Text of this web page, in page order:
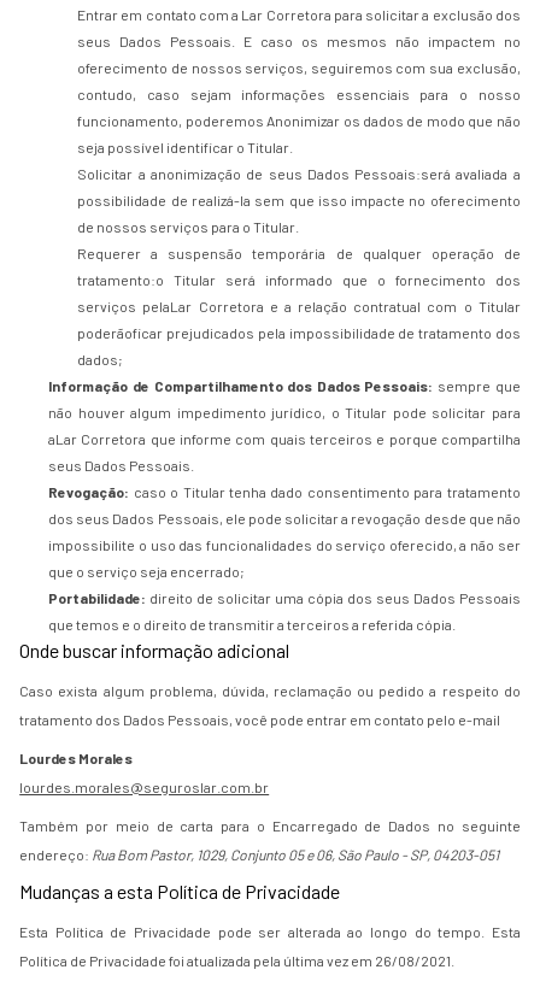
Entrar em contato com a Lar Corretora para solicitar a exclusão dos
seus Dados Pessoais. E caso os mesmos não impactem no
oferecimento de nossos serviços, seguiremos com sua exclusão,
contudo, caso sejam informações essenciais para o nosso
funcionamento, poderemos Anonimizar os dados de modo que não
seja possível identificar o Titular.
Solicitar a anonimização de seus Dados Pessoais:será avaliada a
possibilidade de realizá-la sem que isso impacte no oferecimento
de nossos serviços para o Titular.
Requerer a suspensão temporária de qualquer operação de
tratamento:o Titular será informado que o fornecimento dos
serviços pelaLar Corretora e a relação contratual com o Titular
poderãoficar prejudicados pela impossibilidade de tratamento dos
dados;
Informação de Compartilhamento dos Dados Pessoais: sempre que
não houver algum impedimento jurídico, o Titular pode solicitar para
aLar Corretora que informe com quais terceiros e porque compartilha
seus Dados Pessoais.
Revogação: caso o Titular tenha dado consentimento para tratamento
dos seus Dados Pessoais, ele pode solicitar a revogação desde que não
impossibilite o uso das funcionalidades do serviço oferecido, a não ser
que o serviço seja encerrado;
Portabilidade: direito de solicitar uma cópia dos seus Dados Pessoais
que temos e o direito de transmitir a terceiros a referida cópia.
Onde buscar informação adicional
Caso exista algum problema, dúvida, reclamação ou pedido a respeito do
tratamento dos Dados Pessoais, você pode entrar em contato pelo e-mail
Lourdes Morales
lourdes.morales@seguroslar.com.br
Também por meio de carta para o Encarregado de Dados no seguinte
endereço: Rua Bom Pastor, 1029, Conjunto 05 e 06, São Paulo - SP, 04203-051
Mudanças a esta Política de Privacidade
Esta Política de Privacidade pode ser alterada ao longo do tempo. Esta
Política de Privacidade foi atualizada pela última vez em 26/08/2021.